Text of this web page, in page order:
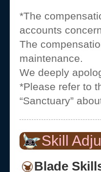
*The
accounts
The
maintenance.
We deeply
*Please refer to
“Sanctuary”
Skill
Blade